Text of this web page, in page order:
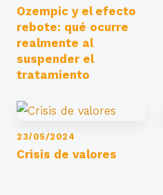
Ozempic y el efecto
rebote: qué ocurre
realmente al
suspender el
tratamiento
23/05/2024
Crisis de valores